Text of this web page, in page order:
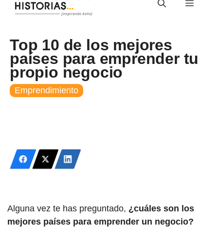
contenido
Menú
Top 10 de los mejores
países para emprender tu
propio negocio
Emprendimiento
Alguna vez te has preguntado, ¿cuáles son los
mejores países para emprender un negocio?